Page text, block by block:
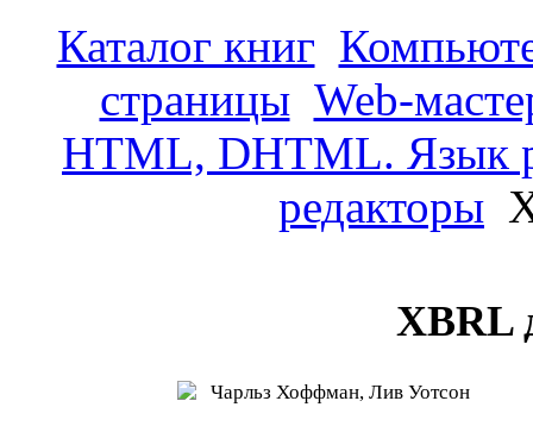
Каталог книг
страницы Web-
HTML, DHTML. Язык
редакторы
XBRL
Чарльз Хоффман, Лив Уотсон